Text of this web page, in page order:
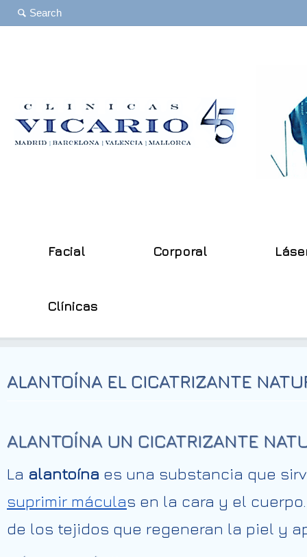
Facial Corporal
Clínicas
ALANTOÍNA EL CICATRIZANTE
ALANTOÍNA UN CICATRIZANTE
La alantoína es una substancia que
suprimir máculas en la cara y el
de los tejidos que regeneran la piel y